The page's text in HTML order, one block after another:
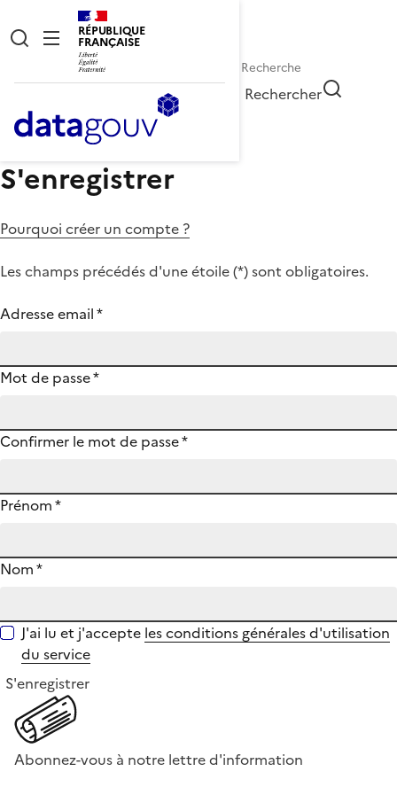
RÉPUBLIQUE
FRANÇAISE
Rechercher
S'enregistrer
Pourquoi créer un compte ?
Les champs précédés d'une étoile (*) sont obligatoires.
Adresse email*
Mot de passe*
Confirmer le mot de passe*
Prénom*
Nom*
J'ai lu et j'accepte les conditions générales d'utilisation
du service
S'enregistrer
Abonnez-vous à notre lettre d'information